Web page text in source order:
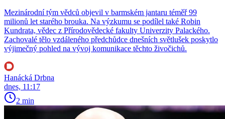
Mezinárodní tým vědců objevil v barmském jantaru téměř 99
milionů let starého brouka. Na výzkumu se podílel také Robin
Kundrata, vědec z Přírodovědecké fakulty Univerzity Palackého.
Zachovalé tělo vzdáleného předchůdce dnešních světlušek poskytlo
výjimečný pohled na vývoj komunikace těchto živočichů.
Hanácká Drbna
dnes, 11:17
2 min